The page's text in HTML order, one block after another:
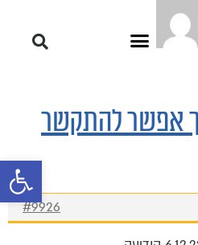
פתח
אפשר להתקשר
#9926